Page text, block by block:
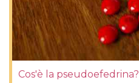
Cos'è la pseudoefedrina?